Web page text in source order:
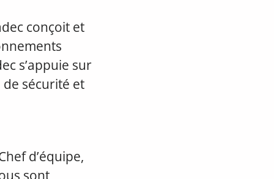
conçoit et
s’appuie sur
de sécurité et
d’équipe,
sont